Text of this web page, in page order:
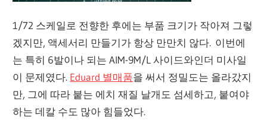
1/72 스케일로 전향한 후에는 부품 크기가 작아져 그렇
겠지만, 액세서리 만들기가 항상 만만치 않다. 이번에
는 특히 6발이나 되는 AIM-9M/L 사이드와인더 미사일
이 문제였다. Eduard 별매품을 써서 정밀도는 올라갔지
만, 그에 따라 붙는 에치 재질 날개도 섬세하고, 붙여야
하는 데칼 수도 많아 힘들었다.